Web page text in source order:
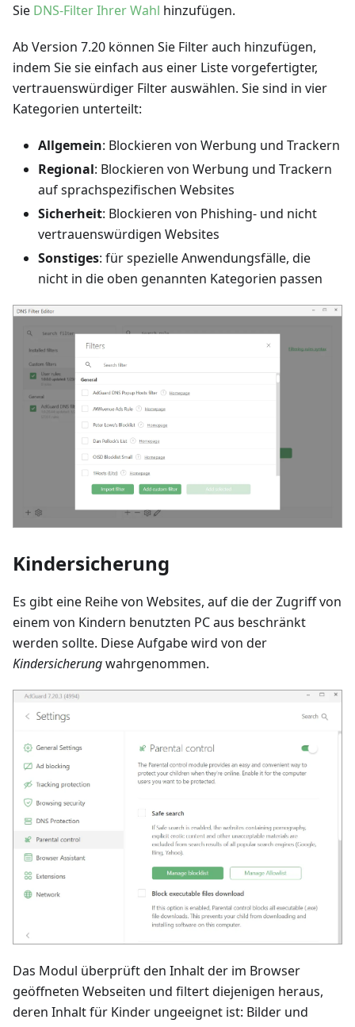
Sie DNS-Filter Ihrer Wahl hinzufügen.
Ab Version 7.20 können Sie Filter auch hinzufügen,
indem Sie sie einfach aus einer Liste vorgefertigter,
vertrauenswürdiger Filter auswählen. Sie sind in vier
Kategorien unterteilt:
Allgemein: Blockieren von Werbung und Trackern
Regional: Blockieren von Werbung und Trackern
auf sprachspezifischen Websites
Sicherheit: Blockieren von Phishing- und nicht
vertrauenswürdigen Websites
Sonstiges: für spezielle Anwendungsfälle, die
nicht in die oben genannten Kategorien passen
Kindersicherung
Es gibt eine Reihe von Websites, auf die der Zugriff von
einem von Kindern benutzten PC aus beschränkt
werden sollte. Diese Aufgabe wird von der
Kindersicherungwahrgenommen.
Das Modul überprüft den Inhalt der im Browser
geöffneten Webseiten und filtert diejenigen heraus,
deren Inhalt für Kinder ungeeignet ist: Bilder und